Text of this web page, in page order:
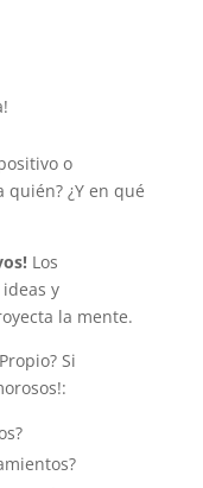
o
quién? ¿Y en qué
Los
y
la mente.
Si